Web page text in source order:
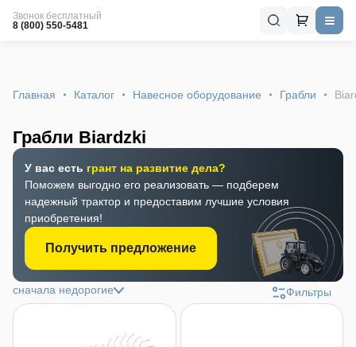
Звонок бесплатный
8 (800) 550-5481
Главная Каталог Навесное оборудование Грабли
Грабли Biardzki
У вас есть грант на развитие дела?
Поможем выгодно его реализовать — подберем
надежный трактор и предоставим лучшие условия
приобретения!
Получить предложение
сначала недорогие Фильтры